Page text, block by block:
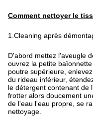
Comment nettoyer le
1.Cleaning après
D'abord mettez l'aveugle
ouvrez la petite
poutre supérieure,
du rideau inférieur,
le détergent contenant de
frotter alors doucement
de l'eau l'eau propre, se
nettoyage.